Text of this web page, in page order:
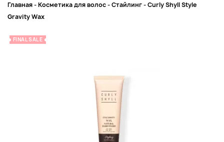
Главная-Косметика для волос-Стайлинг-Curly Shyll Style
Gravity Wax
FINAL SALE